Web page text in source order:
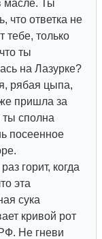
масле. Ты
что ответка не
тебе, только
ты
на Лазурке?
рябая цыпа,
пришла за
ты сполна
посеенное
горит, когда
эта
сука
кривой рот
Не гневи